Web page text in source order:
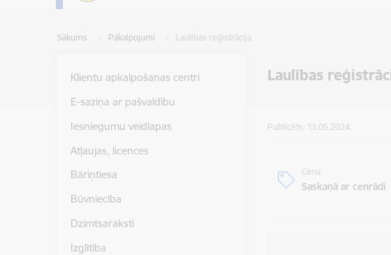
Sākums Pakalpojumi Laulības reģistrācija
Laulības
Klientu apkalpošanas centri
E-saziņa ar pašvaldību
Iesniegumu veidlapas
Atļaujas, licences
Bāriņtiesa
Būvniecība
Dzimtsaraksti
Izglītība
Publicēts: 13.05.2024.
Cena
Saskaņā ar cenrādi